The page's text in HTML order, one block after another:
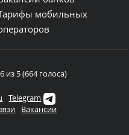
мобильных
из 5 (664 голоса)
Telegram
Вакансии